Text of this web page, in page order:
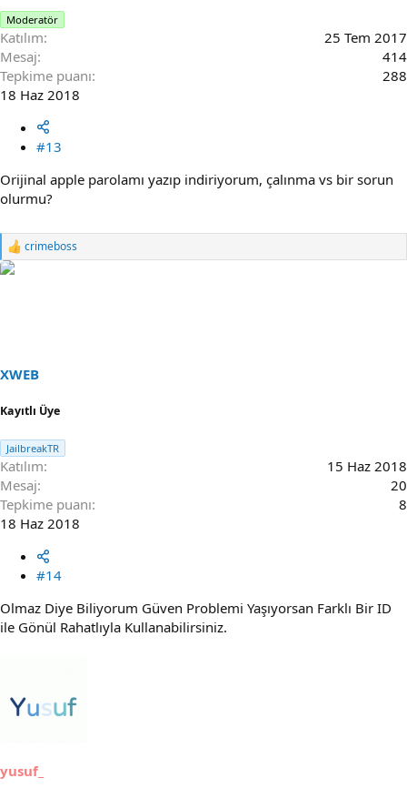
Moderatör
Katılım
25 Tem 2017
Mesaj
414
Tepkime puanı
288
18 Haz 2018
#13
Orijinal apple parolamı yazıp indiriyorum, çalınma vs bir sorun
olurmu?
R
e
s
:
crimeboss
XWEB
Kayıtlı Üye
JailbreakTR
Katılım
15 Haz 2018
Mesaj
20
Tepkime puanı
8
18 Haz 2018
#14
Olmaz Diye Biliyorum Güven Problemi Yaşıyorsan Farklı Bir ID
ile Gönül Rahatlıyla Kullanabilirsiniz.
yusuf_